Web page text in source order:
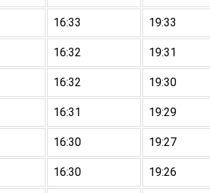
16:33 19:33
16:32 19:31
16:32 19:30
16:31 19:29
16:30 19:27
16:30 19:26